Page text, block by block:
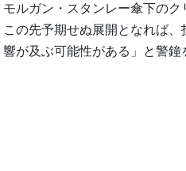
モルガン・スタンレー傘下の
この先予期せぬ展開となれば
響が及ぶ可能性がある」と警鐘